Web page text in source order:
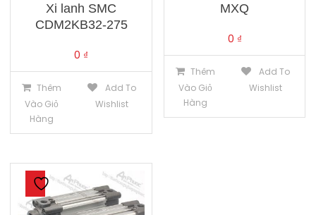
Xi lanh SMC
CDM2KB32-275
0 ₫
Thêm
Vào Giỏ
Hàng
Add To
Wishlist
MXQ
0 ₫
Thêm
Vào Giỏ
Hàng
Add To
Wishlist